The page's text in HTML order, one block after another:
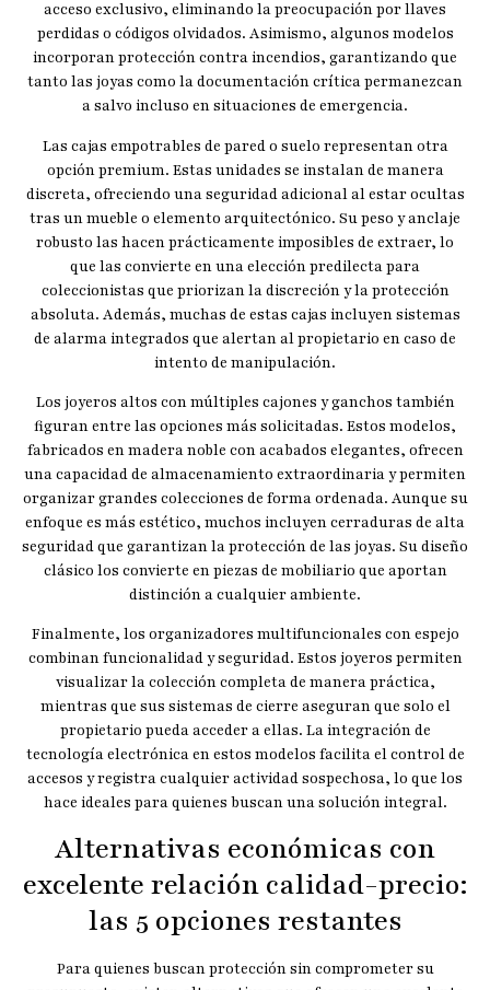
acceso exclusivo, eliminando la preocupación por llaves
perdidas o códigos olvidados. Asimismo, algunos modelos
incorporan protección contra incendios, garantizando que
tanto las joyas como la documentación crítica permanezcan
a salvo incluso en situaciones de emergencia.
Las cajas empotrables de pared o suelo representan otra
opción premium. Estas unidades se instalan de manera
discreta, ofreciendo una seguridad adicional al estar ocultas
tras un mueble o elemento arquitectónico. Su peso y anclaje
robusto las hacen prácticamente imposibles de extraer, lo
que las convierte en una elección predilecta para
coleccionistas que priorizan la discreción y la protección
absoluta. Además, muchas de estas cajas incluyen sistemas
de alarma integrados que alertan al propietario en caso de
intento de manipulación.
Los joyeros altos con múltiples cajones y ganchos también
figuran entre las opciones más solicitadas. Estos modelos,
fabricados en madera noble con acabados elegantes, ofrecen
una capacidad de almacenamiento extraordinaria y permiten
organizar grandes colecciones de forma ordenada. Aunque su
enfoque es más estético, muchos incluyen cerraduras de alta
seguridad que garantizan la protección de las joyas. Su diseño
clásico los convierte en piezas de mobiliario que aportan
distinción a cualquier ambiente.
Finalmente, los organizadores multifuncionales con espejo
combinan funcionalidad y seguridad. Estos joyeros permiten
visualizar la colección completa de manera práctica,
mientras que sus sistemas de cierre aseguran que solo el
propietario pueda acceder a ellas. La integración de
tecnología electrónica en estos modelos facilita el control de
accesos y registra cualquier actividad sospechosa, lo que los
hace ideales para quienes buscan una solución integral.
Alternativas económicas con
excelente relación calidad-precio:
las 5 opciones restantes
Para quienes buscan protección sin comprometer su